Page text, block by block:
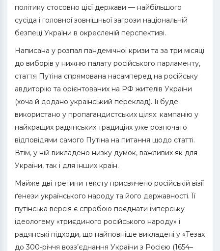
політику стосовно цієї держави — найбільшого
сусіда і головної зовнішньої загрози національній
безпеці України в окресленій перспективі.
Написана у розпал пандемічної кризи та за три місяці
до виборів у нижню палату російського парламенту,
стаття Путіна спрямована насамперед на російську
авдиторію та орієнтованих на РФ жителів України
(хоча й додано український переклад). Її буде
використано у пропагандистських цілях: кампанію у
найкращих радянських традиціях уже розпочато
відповідями самого Путіна на питання щодо статті.
Втім, у ній викладено низку думок, важливих як для
України, так і для інших країн.
Майже дві третини тексту присвячено російській візії
ґенези українського народу та його державності. Її
путінська версія є спробою поєднати імперську
ідеологему «триєдиного російського народу» і
радянські підходи, що найповніше викладені у «Тезах
до 300-річчя возз’єднання України з Росією (1654–